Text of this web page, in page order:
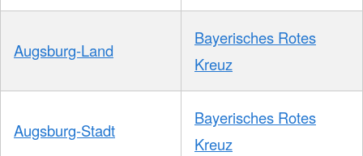
Augsburg-Land
Bayerisches Rotes
Kreuz
Augsburg-Stadt
Bayerisches Rotes
Kreuz